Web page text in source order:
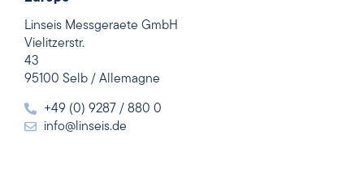
Linseis Messgeraete GmbH
Vielitzerstr.
43
95100 Selb / Allemagne
+49 (0) 9287 / 880 0
info@linseis.de